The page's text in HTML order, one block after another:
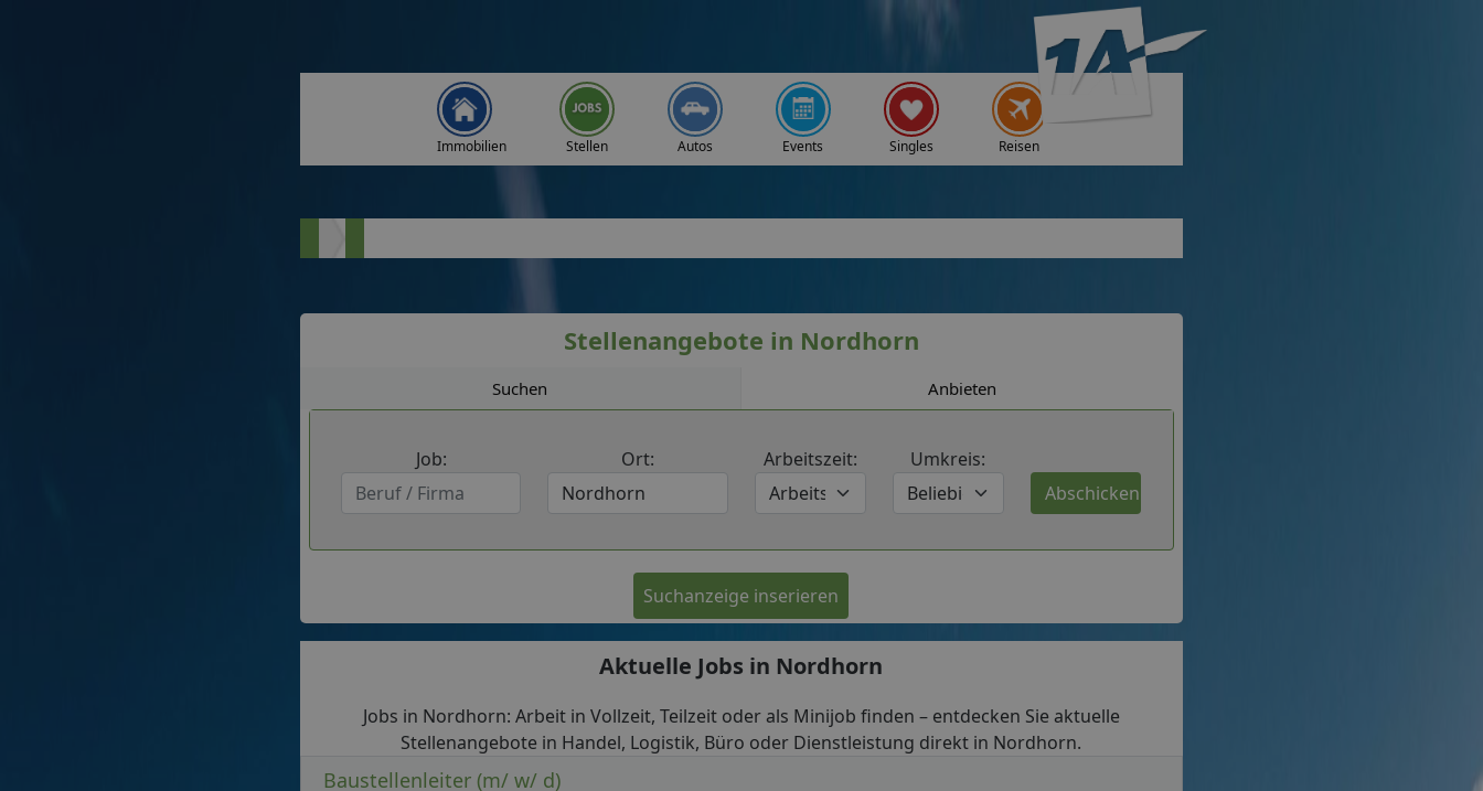
Immobilien Stellen Autos Events Singles Reisen
Stellenangebote in Nordhorn
Suchen Anbieten
Job: Ort: Arbeitszeit: Umkreis:
Suchanzeige inserieren
Aktuelle Jobs in Nordhorn
Jobs in Nordhorn: Arbeit in Vollzeit, Teilzeit oder als Minijob finden – entdecken Sie aktuelle
Stellenangebote in Handel, Logistik, Büro oder Dienstleistung direkt in Nordhorn.
Baustellenleiter (m/ w/ d)